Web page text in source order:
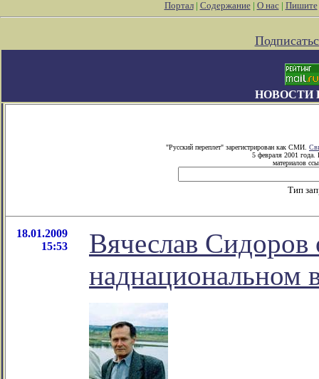
Портал| Содержание| О нас| Пишите
НОВОСТИ
"Русский переплет" зарегистрирован как СМИ.
5 февраля 2001 года.
материалов
Тип
18.01.2009
15:53
Вячеслав
наднациональном